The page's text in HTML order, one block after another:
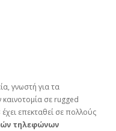
γνωστή για τα
καινοτομία σε rugged
επεκταθεί σε πολλούς
τηλεφώνων